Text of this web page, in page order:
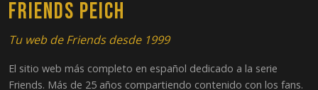
FRIENDS PEICH
Tu web de Friends desde 1999
El sitio web más completo en español dedicado a la serie
Friends. Más de 25 años compartiendo contenido con los fans.